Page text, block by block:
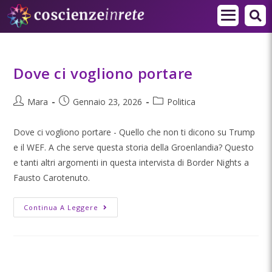
Dove ci vogliono portare
Mara Gennaio 23, 2026 Politica
Dove ci vogliono portare - Quello che non ti dicono su Trump
e il WEF. A che serve questa storia della Groenlandia? Questo
e tanti altri argomenti in questa intervista di ‪Border Nights‬ a
Fausto Carotenuto.
Continua A Leggere